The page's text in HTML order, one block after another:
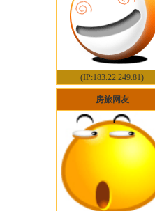
(IP:183.22.249.81)
房旅网友